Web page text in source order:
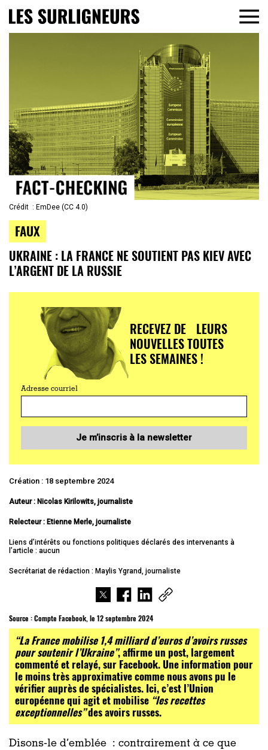
Crédit : EmDee (CC 4.0)
FAUX
UKRAINE : LA FRANCE NE SOUTIENT PAS KIEV AVEC
L’ARGENT DE LA RUSSIE
RECEVEZ DE LEURS
NOUVELLES TOUTES
LES SEMAINES !
Adresse courriel
Je m’inscris à la newsletter
Création : 18 septembre 2024
Auteur : Nicolas Kirilowits, journaliste
Relecteur : Etienne Merle, journaliste
Liens d’intérêts ou fonctions politiques déclarés des intervenants à
l’article : aucun
Secrétariat de rédaction : Maylis Ygrand, journaliste
Source :Compte Facebook, le 12 septembre 2024
“La France mobilise 1,4 milliard d’euros d’avoirs russes
pour soutenir l’Ukraine”, affirme un post, largement
commenté et relayé, sur Facebook. Une information pour
le moins très approximative comme nous avons pu le
vérifier auprès de spécialistes. Ici, c’est l’Union
européenne qui agit et mobilise “les recettes
exceptionnelles”des avoirs russes.
Disons-le d’emblée : contrairement à ce que